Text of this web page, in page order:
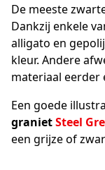
De meeste
Dankzij enkele
alligato en
kleur. Andere
materiaal eerder
Een goede
granietSteel
een grijze of